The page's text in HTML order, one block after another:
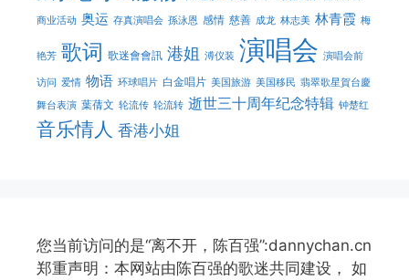
商业活动 奥运 存真演唱会 孫泳恩 感情 慈善 成龙 林志美 林青霞 梅
艳芳 歌词 歌迷會會訊 港姐 溥仪装 演唱会 演唱会前
访问 爱情 物语 环球唱片 白金唱片 美国旅游 美国移民 翡翠歌星賀台慶
舞台表演 葉蒨文 轮流传 轮流转 逝世三十周年纪念特辑 钟楚红
音乐情人 香港小姐
您当前访问的是“离不开，陈百强”:dannychan.cn
郑重声明：本网站由陈百强的歌迷共同建设， 如